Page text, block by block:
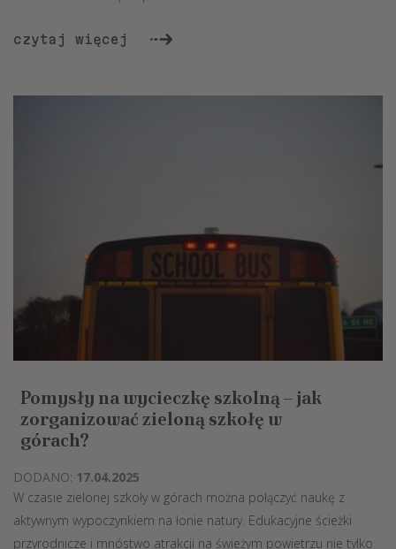
czytaj więcej
Pomysły na wycieczkę szkolną – jak
zorganizować zieloną szkołę w
górach?
DODANO: 17.04.2025
W czasie zielonej szkoły w górach można połączyć naukę z
aktywnym wypoczynkiem na łonie natury. Edukacyjne ścieżki
przyrodnicze i mnóstwo atrakcji na świeżym powietrzu nie tylko